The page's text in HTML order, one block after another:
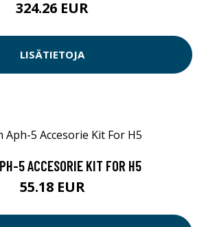
324.26 EUR
LISÄTIETOJA
5 ACCESORIE KIT FOR H5
55.18 EUR